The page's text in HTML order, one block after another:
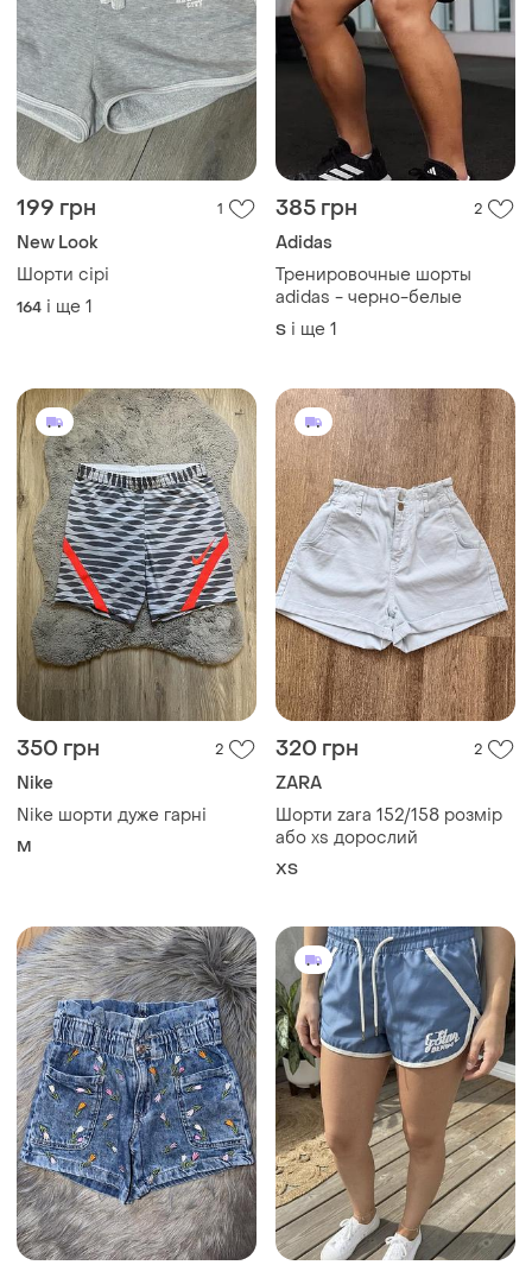
199 грн 1
New Look
Шорти сірі
164 і ще 1
385 грн 2
Adidas
Тренировочные шорты
adidas - черно-белые
S і ще 1
350 грн 2
Nike
Nike шорти дуже гарні
M
320 грн 2
ZARA
Шорти zara 152/158 розмір
або xs дорослий
ХS